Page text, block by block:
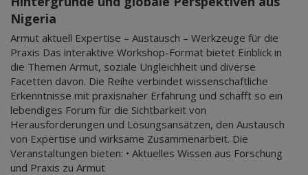
Nigeria
Armut aktuell Expertise – Austausch – Werkzeuge für die
Praxis Das interaktive Workshop-Format bietet Einblick in
die Themen Armut, soziale Ungleichheit und diverse
Facetten davon. Die Reihe verbindet wissenschaftliche
Erkenntnisse mit praxisnaher Erfahrung und schafft so ein
lebendiges Forum für die Sichtbarkeit von
Herausforderungen und Lösungsansätzen, den Austausch
von Expertise und wirksame Zusammenarbeit. Die
Veranstaltungen bieten: • Aktuelles Wissen aus Forschung
und Praxis zu Armut